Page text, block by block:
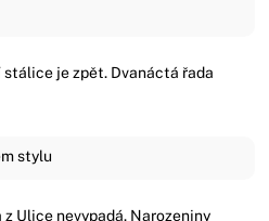
je zpět. Dvanáctá řada
stylu
Ulice nevypadá. Narozeniny